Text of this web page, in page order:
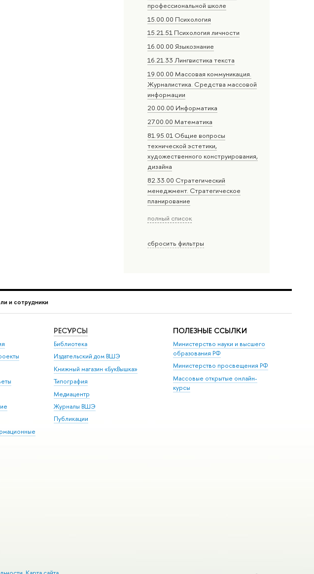
профессиональной школе
15.00.00 Психология
15.21.51 Психология личности
16.00.00 Языкознание
16.21.33 Лингвистика текста
19.00.00 Массовая коммуникация.
Журналистика. Средства массовой
информации
20.00.00 Информатика
27.00.00 Математика
81.95.01 Общие вопросы
технической эстетики,
художественного конструирования,
дизайна
82.33.00 Стратегический
менеджмент. Стратегическое
планирование
полный список
сбросить фильтры
и сотрудники
РЕСУРСЫ
Библиотека
Издательский дом ВШЭ
Книжный магазин «БукВышка»
Типография
Медиацентр
Журналы ВШЭ
Публикации
ПОЛЕЗНЫЕ ССЫЛКИ
Министерство науки и высшего
образования РФ
Министерство просвещения РФ
Массовые открытые онлайн-
курсы